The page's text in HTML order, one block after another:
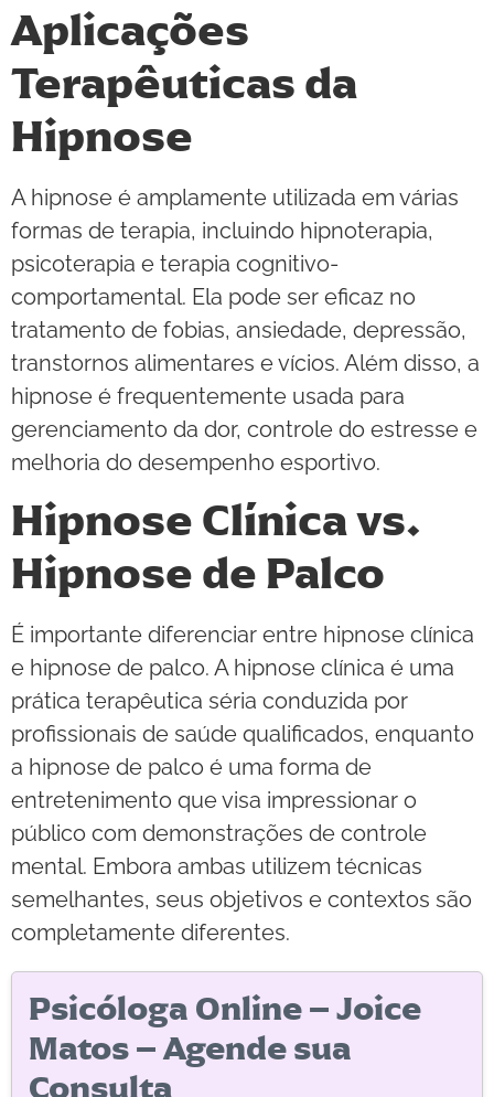
Aplicações
Terapêuticas da
Hipnose
A hipnose é amplamente utilizada em várias
formas de terapia, incluindo hipnoterapia,
psicoterapia e terapia cognitivo-
comportamental. Ela pode ser eficaz no
tratamento de fobias, ansiedade, depressão,
transtornos alimentares e vícios. Além disso, a
hipnose é frequentemente usada para
gerenciamento da dor, controle do estresse e
melhoria do desempenho esportivo.
Hipnose Clínica vs.
Hipnose de Palco
É importante diferenciar entre hipnose clínica
e hipnose de palco. A hipnose clínica é uma
prática terapêutica séria conduzida por
profissionais de saúde qualificados, enquanto
a hipnose de palco é uma forma de
entretenimento que visa impressionar o
público com demonstrações de controle
mental. Embora ambas utilizem técnicas
semelhantes, seus objetivos e contextos são
completamente diferentes.
Psicóloga Online – Joice
Matos – Agende sua
Consulta